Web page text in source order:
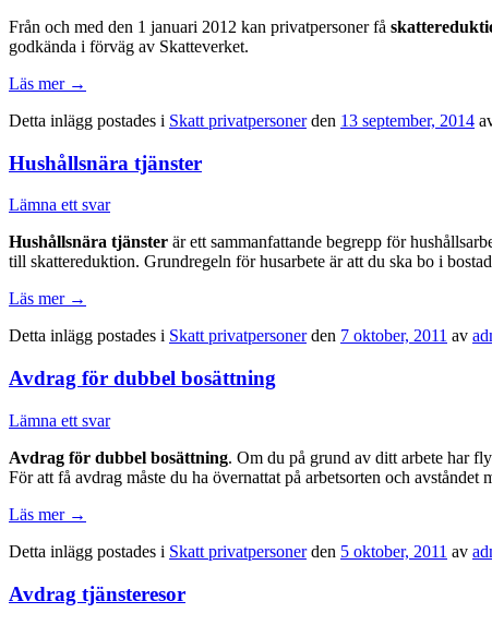
Från och med den 1 januari 2012 kan privatpersoner få
godkända i förväg av Skatteverket.
Läs mer →
Detta inlägg postades i Skatt privatpersonerden 13 september, 2014
Hushållsnära tjänster
Lämna ett svar
Hushållsnära tjänster är ett sammanfattande begrepp för
till skattereduktion. Grundregeln för husarbete är att du ska bo i
Läs mer →
Detta inlägg postades i Skatt privatpersonerden 7 oktober, 2011 av
Avdrag för dubbel bosättning
Lämna ett svar
Avdrag för dubbel bosättning. Om du på grund av ditt arbete har
För att få avdrag måste du ha övernattat på arbetsorten och
Läs mer →
Detta inlägg postades i Skatt privatpersonerden 5 oktober, 2011 av
Avdrag tjänsteresor